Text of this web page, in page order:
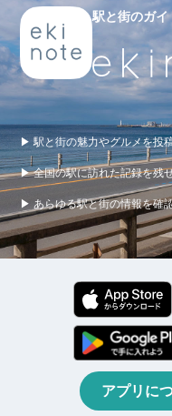
駅と街のガ
▶ 駅と街の魅力やグルメを投
▶ 全国の駅に訪れた記録を残
▶ あらゆる駅と街の情報を確
アプリに